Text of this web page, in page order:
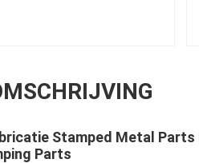
Stamped Metal Parts
Parts